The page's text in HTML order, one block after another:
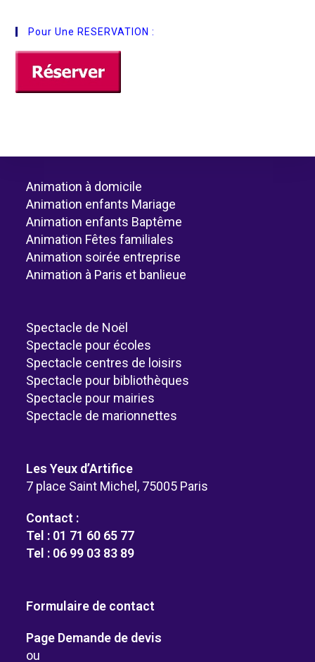
Pour Une RESERVATION :
Animation à domicile
Animation enfants Mariage
Animation enfants Baptême
Animation Fêtes familiales
Animation soirée entreprise
Animation à Paris et banlieue
Spectacle de Noël
Spectacle pour écoles
Spectacle centres de loisirs
Spectacle pour bibliothèques
Spectacle pour mairies
Spectacle de marionnettes
Les Yeux d’Artifice
7 place Saint Michel, 75005 Paris
Contact :
Tel : 01 71 60 65 77
Tel : 06 99 03 83 89
Formulaire de contact
Page Demande de devis
ou